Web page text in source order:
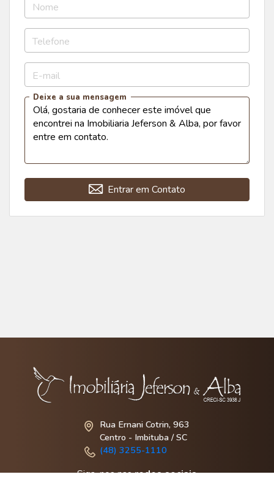
Nome
Telefone
E-mail
Deixe a sua mensagem
Entrar em Contato
Rua Ernani Cotrin, 963
Centro - Imbituba / SC
(48) 3255-1110
Siga-nos nasredes sociais